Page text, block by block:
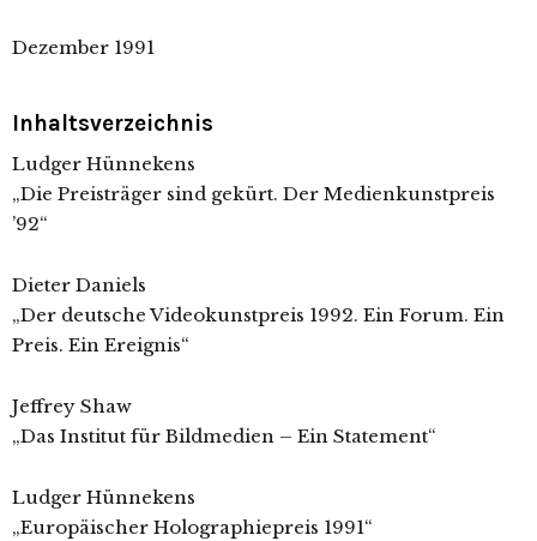
Dezember 1991
Inhaltsverzeichnis
Ludger Hünnekens
„Die Preisträger sind gekürt. Der Medienkunstpreis
’92“
Dieter Daniels
„Der deutsche Videokunstpreis 1992. Ein Forum. Ein
Preis. Ein Ereignis“
Jeffrey Shaw
„Das Institut für Bildmedien – Ein Statement“
Ludger Hünnekens
„Europäischer Holographiepreis 1991“